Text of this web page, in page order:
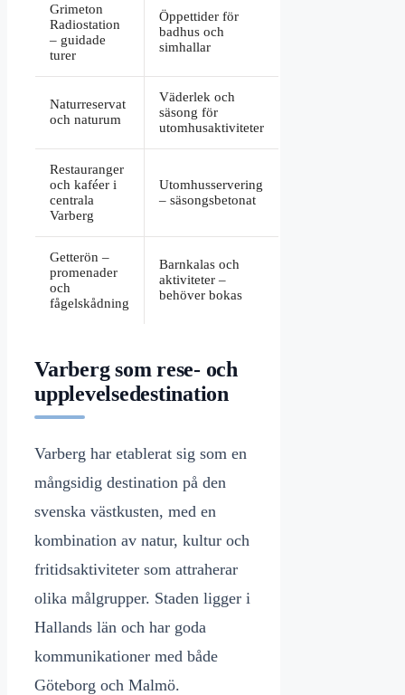
Grimeton
Radiostation
– guidade
turer
Öppettider för
badhus och
simhallar
Naturreservat
och naturum
Väderlek och
säsong för
utomhusaktiviteter
Restauranger
och kaféer i
centrala
Varberg
Utomhusservering
– säsongsbetonat
Getterön –
promenader
och
fågelskådning
Barnkalas och
aktiviteter –
behöver bokas
Varberg som rese- och
upplevelsedestination
Varberg har etablerat sig som en
mångsidig destination på den
svenska västkusten, med en
kombination av natur, kultur och
fritidsaktiviteter som attraherar
olika målgrupper. Staden ligger i
Hallands län och har goda
kommunikationer med både
Göteborg och Malmö.